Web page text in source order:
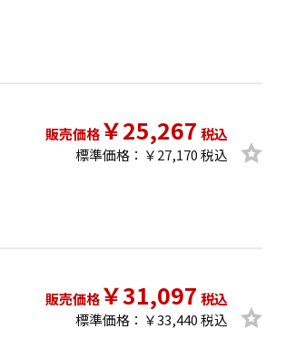
販売価格￥25,267 税込
標準価格：￥27,170 税込
販売価格￥31,097 税込
標準価格：￥33,440 税込